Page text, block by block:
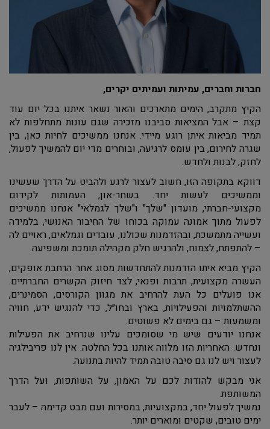
חברות וחברים, עמיתות ועמיתים יקרים,
הקיץ מתקרב, הימים מתארכים והאור נשאר איתנו בכל יום עוד
קצת – אבל המציאות סביבנו מזכירה שגם עונות מתחלפות לא
תמיד מביאות איתן רוגע מיידי. אנחנו ממשיכים לחיות כאן, בין
שגרה לחירום, בין עומס לרגיעה, ובוחרים מדי יום להמשיך לפעול,
לחזק, לבנות ולחדש.
דווקא בתקופה הזו, חשוב לעצור לרגע ולהביט על הדרך שעשינו
וממשיכים לעשות יחד. בשחר-און, העמותות לקידום
מקצועי-חברתי, מועדון "שלך" ו"שלך לגמלאי" אנחנו ממשיכים
לפעול מתוך אמונה עמוקה בכוחו של החיבור האנושי, בלמידה
ועשייה מתמשכת, ובהזדמנות שכולנו, עובדים וגמלאים, ראויים לה
– להתפתח, לצמוח, ולהרגיש חלק מקהילה תומכת ומשפיעה.
הקיץ מביא איתו הזדמנות להתחדשות מסוג אחר: הרחבת אופקים,
העשרה מקצועית, תרבות ופנאי, לצד חיזוק הקשרים החברתיים.
אנו פועלים כל העת להרחיב את מגוון הקורסים, הסמינרים,
ההשתלמויות והפעילויות, בארץ ובחו״ל, כדי להנגיש ידע, חוויה
ומשמעות – גם בימים לא פשוטים.
אנחנו יודעים שיש מי שסומכים עלינו שנרחיב את הפעילות
ונחדש. האחריות הזו מלווה אותנו בכל החלטה. אין לנו פריבילגיה
לעצור ויש לנו גם סיבה טובה תמיד להיות בתנועה.
אני מבקש להודות לכם על האמון, על השותפות, ועל הדרך
המשותפת.
נמשיך לפעול יחד, במקצועיות, במסירות ועם מבט קדימה – לעבר
ימים טובים, שקטים ומוארים יותר.